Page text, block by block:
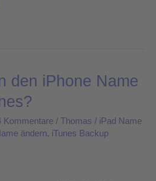
den iPhone Name
Kommentare / Thomas / iPad Name
ändern, iTunes Backup